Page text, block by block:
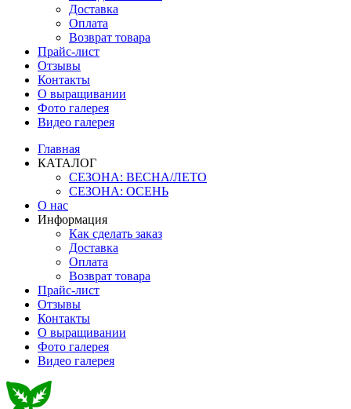
Доставка
Оплата
Возврат товара
Прайс-лист
Отзывы
Контакты
О выращивании
Фото галерея
Видео галерея
Главная
КАТАЛОГ
СЕЗОНА: ВЕСНА/ЛЕТО
СЕЗОНА: ОСЕНЬ
О нас
Информация
Как сделать заказ
Доставка
Оплата
Возврат товара
Прайс-лист
Отзывы
Контакты
О выращивании
Фото галерея
Видео галерея